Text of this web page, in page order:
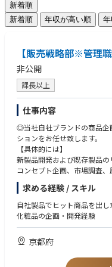
新着順
新着順
年収が高い順
【販売戦略部※管理
非公開
課長以上
仕事内容
◎当社自社ブランドの商品企
ションをお任せ致します。
【具体的には】
新製品開発および既存製品の
コンセプト企画、市場調査
定したブランド戦略、販売計
イメージです。
求める経験 / スキル
自社製品でヒット商品を出
化粧品の企画・開発経験
京都府